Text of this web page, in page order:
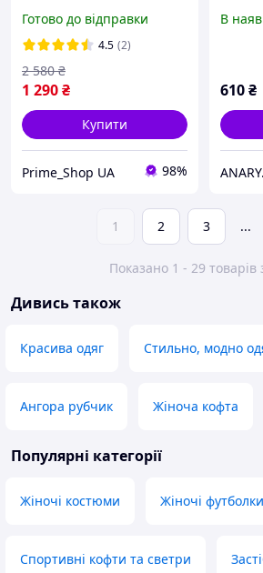
еллесе чорна біла еліс
весна осінь Туреччина
Модна турецька двунитка
Готово до відправки
4.5 (2)
1 290₴
2 580 ₴
Купити
Prime_Shop UA 98%
В
610₴
1 2 3 ...
Показано 1 - 29 товарів
Дивись також
Красива одяг Стильно, модно
Ангора рубчик Жіноча кофта
Популярні категорії
Жіночі костюми Жіночі
Спортивні кофти та светри